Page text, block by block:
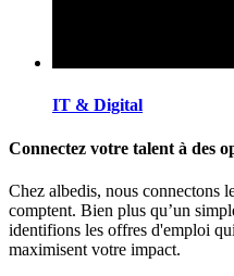
IT & Digital
Connectez votre talent à des
Chez albedis, nous connectons
comptent. Bien plus qu’un
identifions les offres d'emploi
maximisent votre impact.